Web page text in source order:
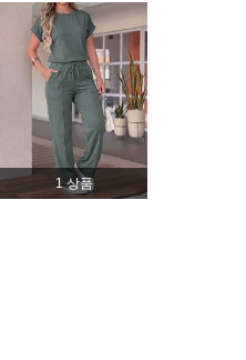
4.71 601
4.71 601
4.71
1 상품